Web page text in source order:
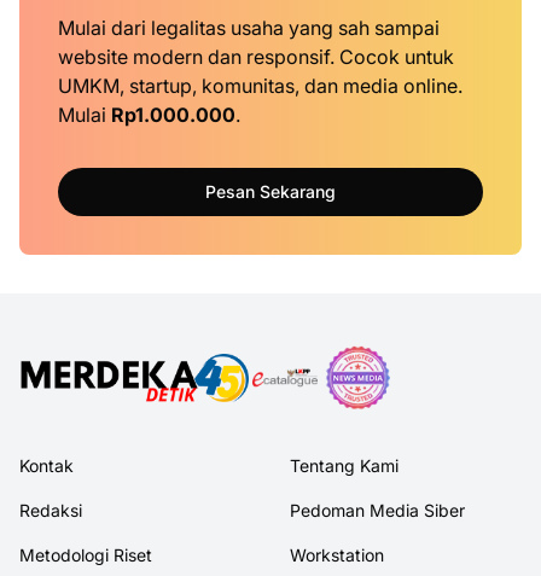
Mulai dari legalitas usaha yang sah sampai
website modern dan responsif. Cocok untuk
UMKM, startup, komunitas, dan media online.
Mulai Rp1.000.000.
Pesan Sekarang
Kontak Tentang Kami
Redaksi Pedoman Media Siber
Metodologi Riset Workstation